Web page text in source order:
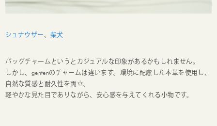
シュナウザー 、柴犬
バッグチャームというとカジュアルな印象があるかもしれません。
しかし、gentenのチャームは違います。環境に配慮した本革を使用し、
自然な質感と耐久性を両立。
軽やかな見た目でありながら、安心感を与えてくれる小物です。